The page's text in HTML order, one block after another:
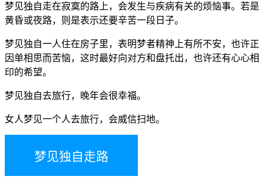
梦见独自走在寂寞的路上，会发生与疾病有关的烦恼事。若是
黄昏或夜路，则是表示还要辛苦一段日子。
梦见独自一人住在房子里，表明梦者精神上有所不安，也许正
因单相思而苦恼，这时最好向对方和盘托出，也许还有心心相
印的希望。
梦见独自去旅行，晚年会很幸福。
女人梦见一个人去旅行，会威信扫地。
梦见独自走路